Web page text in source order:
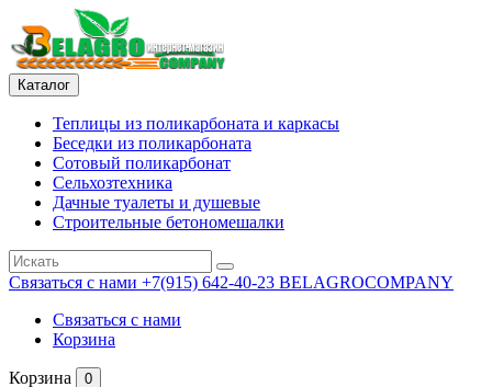
Каталог
Теплицы из поликарбоната и каркасы
Беседки из поликарбоната
Сотовый поликарбонат
Сельхозтехника
Дачные туалеты и душевые
Строительные бетономешалки
Связаться с нами +7(915) 642-40-23 BELAGROCOMPANY
Связаться с нами
Корзина
Корзина 0